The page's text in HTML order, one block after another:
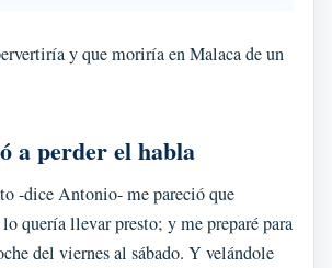
y que moriría en Malaca de un
a perder el habla
-dice Antonio- me pareció que
quería llevar presto; y me preparé para
del viernes al sábado. Y velándole